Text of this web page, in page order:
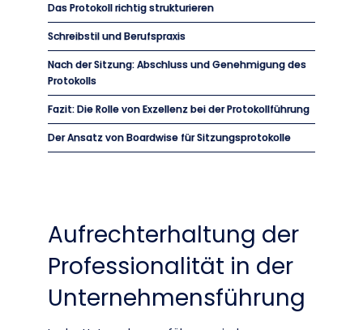
Das Protokoll richtig strukturieren
Schreibstil und Berufspraxis
Nach der Sitzung: Abschluss und Genehmigung des
Protokolls
Fazit: Die Rolle von Exzellenz bei der Protokollführung
Der Ansatz von Boardwise für Sitzungsprotokolle
Aufrechterhaltung der
Professionalität in der
Unternehmensführung